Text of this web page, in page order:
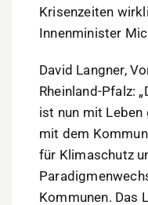
Krisenzeiten
Innenminister
David Langner,
Rheinland-Pfalz:
ist nun mit
mit dem
für Klimaschutz
Kommunen. Das